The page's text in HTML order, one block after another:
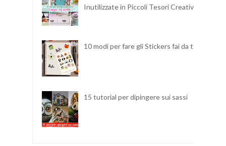
Inutilizzate in Piccoli Tesori Creativi
10 modi per fare gli Stickers fai da te
15 tutorial per dipingere sui sassi